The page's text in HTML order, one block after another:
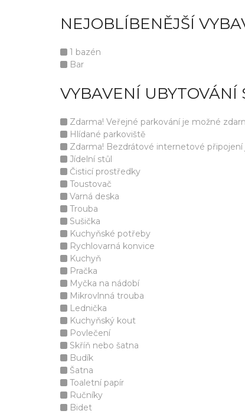
NEJOBLÍBENĚJŠÍ
1 bazén
Bar
VYBAVENÍ
Zdarma! Veřejné parkování je možné
Hlídané parkoviště
Zdarma! Bezdrátové internetové
Jídelní stůl
Čisticí prostředky
Toustovač
Varná deska
Trouba
Sušička
Kuchyňské potřeby
Rychlovarná konvice
Kuchyň
Pračka
Myčka na nádobí
Mikrovlnná trouba
Lednička
Kuchyňský kout
Povlečení
Skříň nebo šatna
Budík
Šatna
Toaletní papír
Ručníky
Bidet